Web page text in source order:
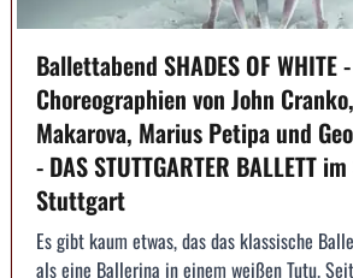
Ballettabend SHADES OF WHITE -
Choreographien von John
Makarova, Marius Petipa und
- DAS STUTTGARTER BALLETT
Stuttgart
Es gibt kaum etwas, das das klassische
als eine Ballerina in einem weißen Tutu.